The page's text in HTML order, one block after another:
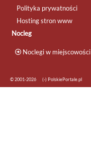
Polityka prywatności
Hosting stron www
Nocleg
Noclegi w miejscowości
© 2001-2026 (-) PolskiePortale.pl